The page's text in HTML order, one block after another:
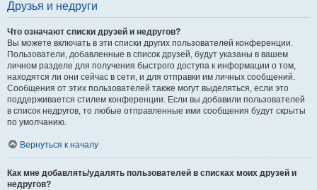
Друзья и недруги
Что означают списки друзей и недругов?
Вы можете включать в эти списки других пользователей конференции.
Пользователи, добавленные в список друзей, будут указаны в вашем
личном разделе для получения быстрого доступа к информации о том,
находятся ли они сейчас в сети, и для отправки им личных сообщений.
Сообщения от этих пользователей также могут выделяться, если это
поддерживается стилем конференции. Если вы добавили пользователей
в список недругов, то любые отправленные ими сообщения будут скрыты
по умолчанию.
Вернуться к началу
Как мне добавлять/удалять пользователей в списках моих друзей и
недругов?